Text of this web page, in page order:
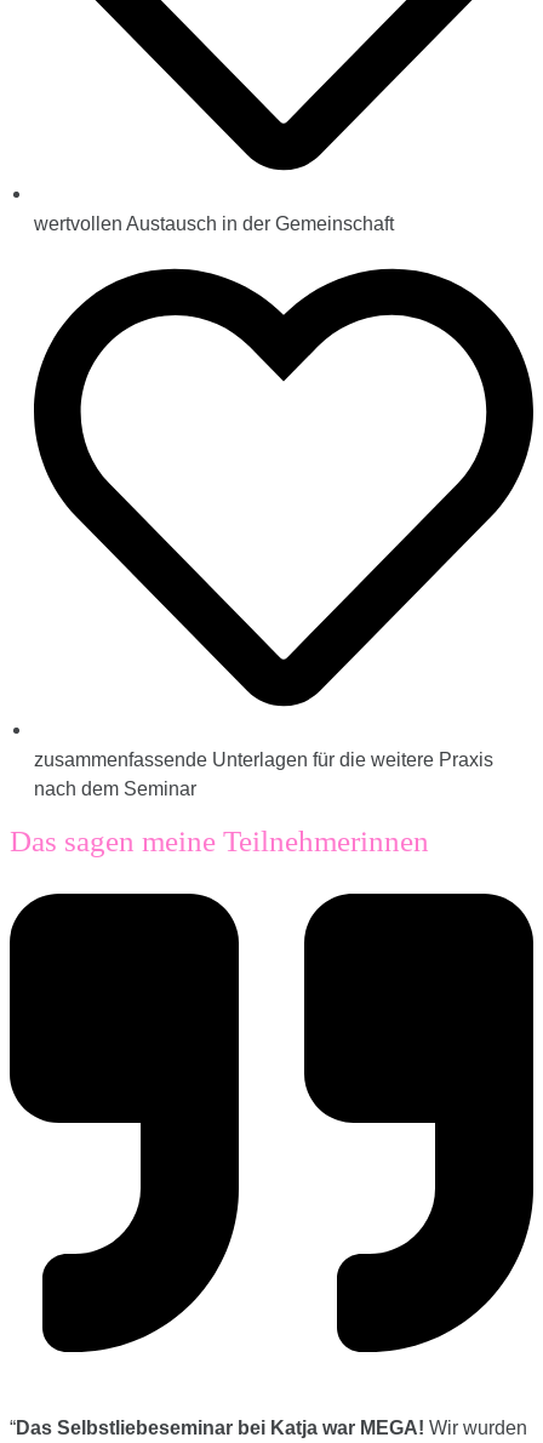
wertvollen Austausch in der Gemeinschaft
zusammenfassende Unterlagen für die weitere Praxis
nach dem Seminar
Das sagen meine Teilnehmerinnen
“Das Selbstliebeseminar bei Katja war MEGA! Wir wurden